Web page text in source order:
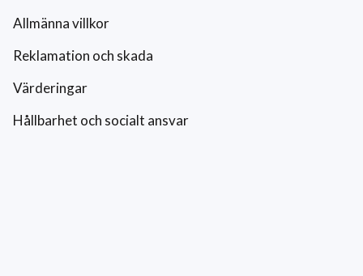
Allmänna villkor
Reklamation och skada
Värderingar
Hållbarhet och socialt ansvar